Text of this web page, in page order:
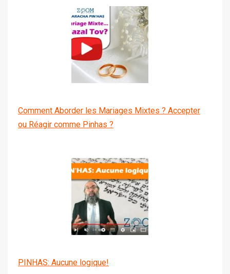
Comment Aborder les Mariages Mixtes ? Accepter
ou Réagir comme Pinhas ?
PINHAS: Aucune logique!